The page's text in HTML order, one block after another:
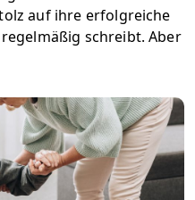
auf ihre erfolgreiche
schreibt. Aber